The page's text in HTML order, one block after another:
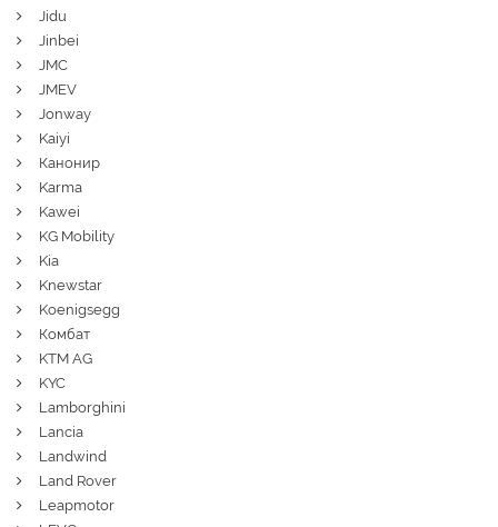
Jidu
Jinbei
JMC
JMEV
Jonway
Kaiyi
Канонир
Karma
Kawei
KG Mobility
Kia
Knewstar
Koenigsegg
Комбат
KTM AG
KYC
Lamborghini
Lancia
Landwind
Land Rover
Leapmotor